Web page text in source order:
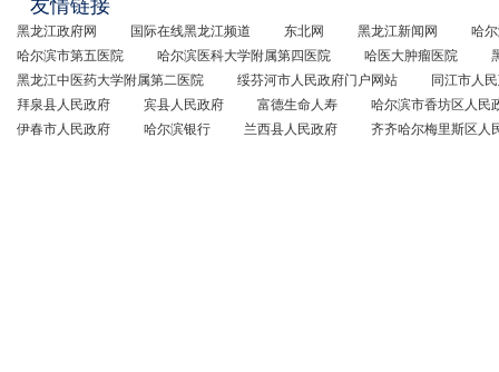
友情链接
黑龙江政府网 国际在线黑龙江频道 东北网 黑龙江新闻网
哈
哈尔滨市第五医院
哈尔滨医科大学附属第四医院 哈医大肿瘤医院
黑龙江中医药大学附属第二医院
绥芬河市人民政府门户网站
同江市人
拜泉县人民政府
宾县人民政府 富德生命人寿
哈尔滨市香坊区人民
伊春市人民政府
哈尔滨银行 兰西县人民政府 齐齐哈尔梅里斯区人